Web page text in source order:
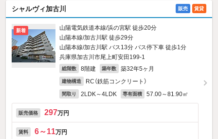
シャルヴィ加古川 販売 賃貸
新着
山陽電気鉄道本線/浜の宮駅 徒歩20分
山陽本線/加古川駅 徒歩29分
山陽本線/加古川駅 バス13分 バス停下車 徒歩1分
兵庫県加古川市尾上町安田199‐1
総階数 8階建 築年数 築32年5ヶ月
建物構造 RC（鉄筋コンクリート）
間取り 2LDK～4LDK 専有面積 57.00～81.90㎡
販売価格 297万円
賃料 6～11万円